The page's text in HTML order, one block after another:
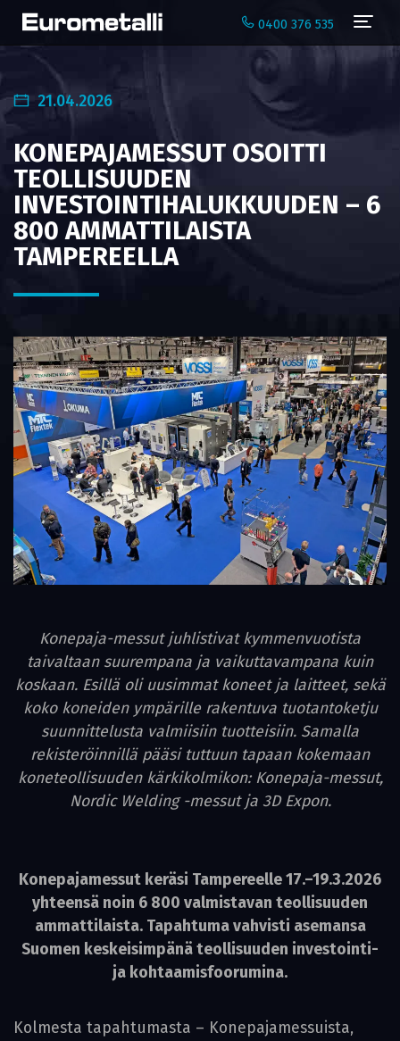
0400 376 535
21.04.2026
KONEPAJAMESSUT OSOITTI
TEOLLISUUDEN
INVESTOINTIHALUKKUUDEN – 6
800 AMMATTILAISTA
TAMPEREELLA
Konepaja-messut juhlistivat kymmenvuotista
taivaltaan suurempana ja vaikuttavampana kuin
koskaan. Esillä oli uusimmat koneet ja laitteet, sekä
koko koneiden ympärille rakentuva tuotantoketju
suunnittelusta valmiisiin tuotteisiin. Samalla
rekisteröinnillä pääsi tuttuun tapaan kokemaan
koneteollisuuden kärkikolmikon: Konepaja-messut,
Nordic Welding -messut ja 3D Expon.
Konepajamessut keräsi Tampereelle 17.–19.3.2026
yhteensä noin 6 800 valmistavan teollisuuden
ammattilaista. Tapahtuma vahvisti asemansa
Suomen keskeisimpänä teollisuuden investointi-
ja kohtaamisfoorumina.
Kolmesta tapahtumasta – Konepajamessuista,